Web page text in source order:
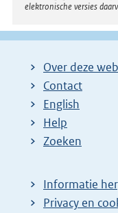
elektronische versies
Over deze
Contact
English
Help
Zoeken
Informatie
Privacy en